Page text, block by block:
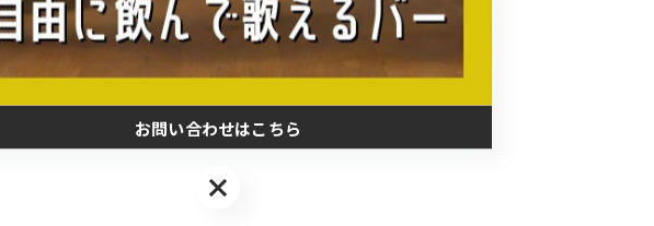
お問い合わせはこちら
お問い合わせはこちら